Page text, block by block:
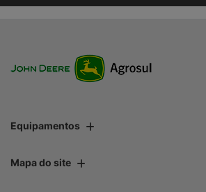
Equipamentos
Mapa do site